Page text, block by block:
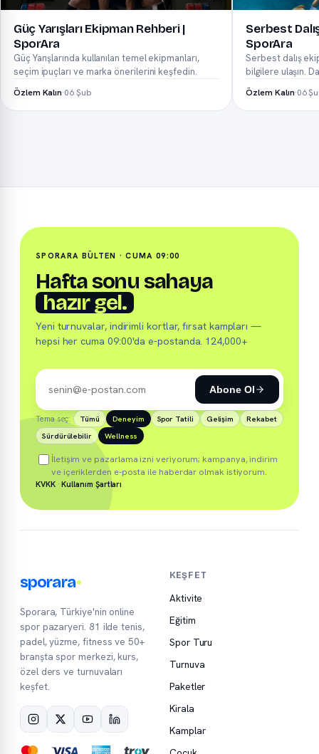
Güç Yarışları Ekipman Rehberi |
SporAra
Güç Yarışlarında kullanılan temel ekipmanları,
seçim ipuçları ve marka önerilerini keşfedin.
Özlem Kalın·06 Şub
Serbest
SporAra
Serbest dalış
bilgilere ulaşın.
neopren...
Özlem Kalın·06
SPORARA BÜLTEN · CUMA 09:00
Hafta sonu sahaya
hazır gel.
Yeni turnuvalar, indirimli kortlar, fırsat kampları —
hepsi her cuma 09:00'da e-postanda. 124,000+
Abone Ol
Tema seç: Tümü Deneyim Spor Tatili Gelişim
Rekabet
Sürdürülebilir
Wellness
İletişim ve pazarlama izni veriyorum; kampanya, indirim
ve içeriklerden e-posta ile haberdar olmak istiyorum.
KVKK·Kullanım Şartları
sporara
Sporara, Türkiye'nin online
spor pazaryeri. 81 ilde tenis,
padel, yüzme, fitness ve 50+
branşta spor merkezi, kurs,
özel ders ve turnuvaları
keşfet.
KEŞFET
Aktivite
Eğitim
Spor Turu
Turnuva
Paketler
Kirala
Kamplar